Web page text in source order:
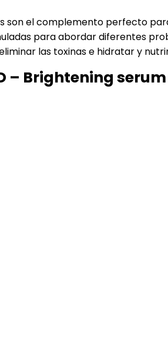
son el complemento perfecto
para abordar diferentes
las toxinas e hidratar y
– Brightening